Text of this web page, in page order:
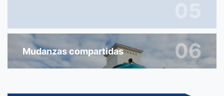
Mudanzas compartidas 06